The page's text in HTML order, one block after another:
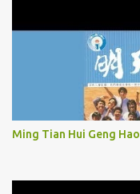
Ming Tian Hui Geng Hao